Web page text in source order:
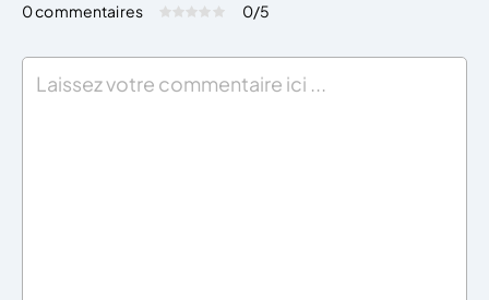
0 commentaires Évaluez cet article:
0/5